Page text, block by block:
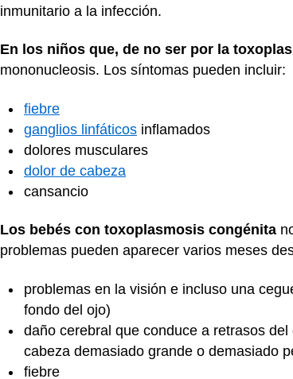
inmunitario a la infección.
En los niños que, de no ser por la
mononucleosis. Los síntomas pueden incluir:
fiebre
ganglios linfáticos inflamados
dolores musculares
dolor de cabeza
cansancio
Los bebés con toxoplasmosis congénita
problemas pueden aparecer varios meses
problemas en la visión e incluso una
fondo del ojo)
daño cerebral que conduce a retrasos del
cabeza demasiado grande o demasiado
fiebre